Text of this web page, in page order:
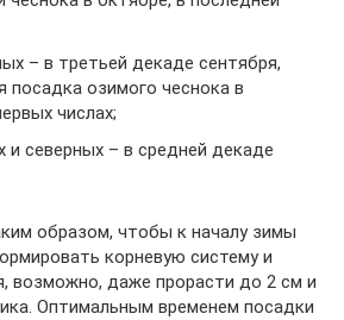
– в третьей декаде сентября,
посадка озимого чеснока в
числах;
и северных – в средней декаде
образом, чтобы к началу зимы
корневую систему и
возможно, даже прорасти до 2 см и
Оптимальным временем посадки